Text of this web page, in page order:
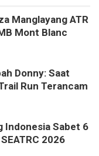
Manglayang ATR
Mont Blanc
Donny: Saat
Run Terancam
Indonesia Sabet 6
2026